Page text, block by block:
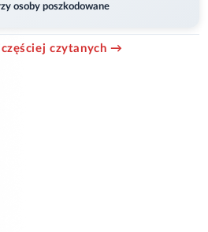
osoby poszkodowane
czytanych →